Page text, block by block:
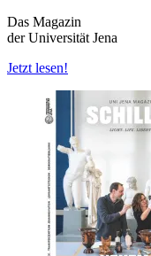
Das Magazin
der Universität Jena
Jetzt lesen!